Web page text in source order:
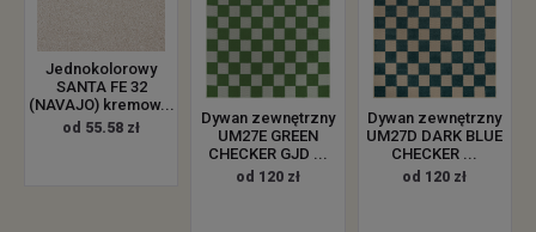
Jednokolorowy
SANTA FE 32
(NAVAJO) kremow...
od 55.58 zł
Dywan zewnętrzny
UM27E GREEN
CHECKER GJD ...
od 120 zł
Dywan zewnętrzny
UM27D DARK BLUE
CHECKER ...
od 120 zł